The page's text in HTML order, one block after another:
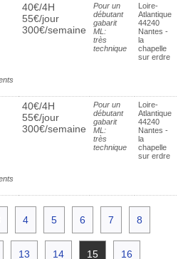
40€/4H
55€/jour
300€/semaine
Pour un
débutant
gabarit
ML:
très
technique
Loire-
Atlantique
44240
Nantes -
la
chapelle
sur erdre
40€/4H
55€/jour
300€/semaine
Pour un
débutant
gabarit
ML:
très
technique
Loire-
Atlantique
44240
Nantes -
la
chapelle
sur erdre
4 5 6 7 8
13 14 15 16